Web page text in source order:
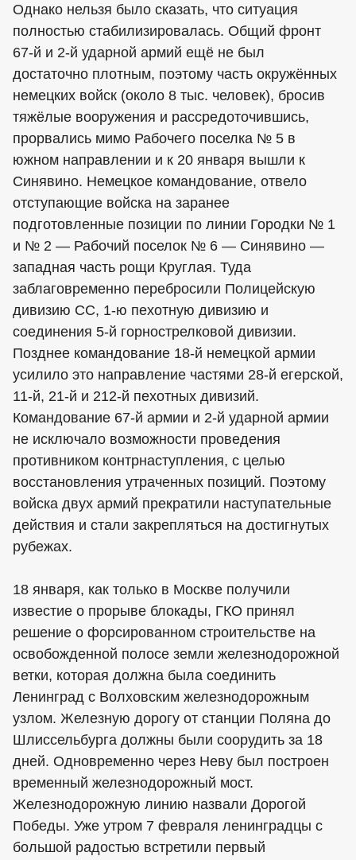
Однако нельзя было сказать, что ситуация
полностью стабилизировалась. Общий фронт
67-й и 2-й ударной армий ещё не был
достаточно плотным, поэтому часть окружённых
немецких войск (около 8 тыс. человек), бросив
тяжёлые вооружения и рассредоточившись,
прорвались мимо Рабочего поселка № 5 в
южном направлении и к 20 января вышли к
Синявино. Немецкое командование, отвело
отступающие войска на заранее
подготовленные позиции по линии Городки № 1
и № 2 — Рабочий поселок № 6 — Синявино —
западная часть рощи Круглая. Туда
заблаговременно перебросили Полицейскую
дивизию СС, 1-ю пехотную дивизию и
соединения 5-й горнострелковой дивизии.
Позднее командование 18-й немецкой армии
усилило это направление частями 28-й егерской,
11-й, 21-й и 212-й пехотных дивизий.
Командование 67-й армии и 2-й ударной армии
не исключало возможности проведения
противником контрнаступления, с целью
восстановления утраченных позиций. Поэтому
войска двух армий прекратили наступательные
действия и стали закрепляться на достигнутых
рубежах.
18 января, как только в Москве получили
известие о прорыве блокады, ГКО принял
решение о форсированном строительстве на
освобожденной полосе земли железнодорожной
ветки, которая должна была соединить
Ленинград с Волховским железнодорожным
узлом. Железную дорогу от станции Поляна до
Шлиссельбурга должны были соорудить за 18
дней. Одновременно через Неву был построен
временный железнодорожный мост.
Железнодорожную линию назвали Дорогой
Победы. Уже утром 7 февраля ленинградцы с
большой радостью встретили первый